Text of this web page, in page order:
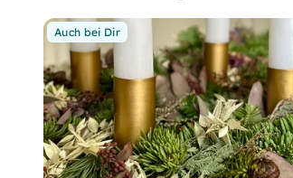
Auch bei Dir